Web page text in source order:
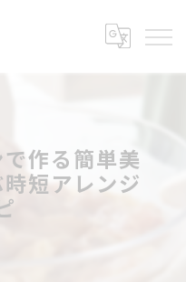
作る簡単美
短アレンジ